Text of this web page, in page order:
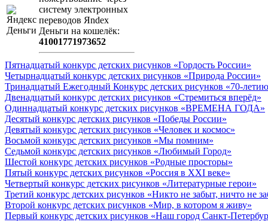
систeму элeктронных
пeрeводов Яndex
Деньги на кошeлёк:
41001771973652
Пятнадцатый конкурс детских рисунков «Гордость России»
Четырнадцатый конкурс детских рисунков «Природа России»
Тринадцатый Ежегодный Конкурс детских рисунков «70-
Двенадцатый конкурс детских рисунков «Стремиться вперёд»
Одиннадцатый конкурс детских рисунков «ВРЕМЕНА ГОДА»
Десятый конкурс детских рисунков «Победы России»
Девятый конкурс детских рисунков «Человек и космос»
Восьмой конкурс детских рисунков «Мы помним»
Седьмой конкурс детских рисунков «Любимый Город»
Шестой конкурс детских рисунков «Родные просторы»
Пятый конкурс детских рисунков «Россия в XXI веке»
Четвертый конкурс детских рисунков «Литературные герои»
Третий конкурс детских рисунков «Никто не забыт, ничто не
Второй конкурс детских рисунков «Мир, в котором я живу»
Первый конкурс детских рисунков «Наш город Санкт-